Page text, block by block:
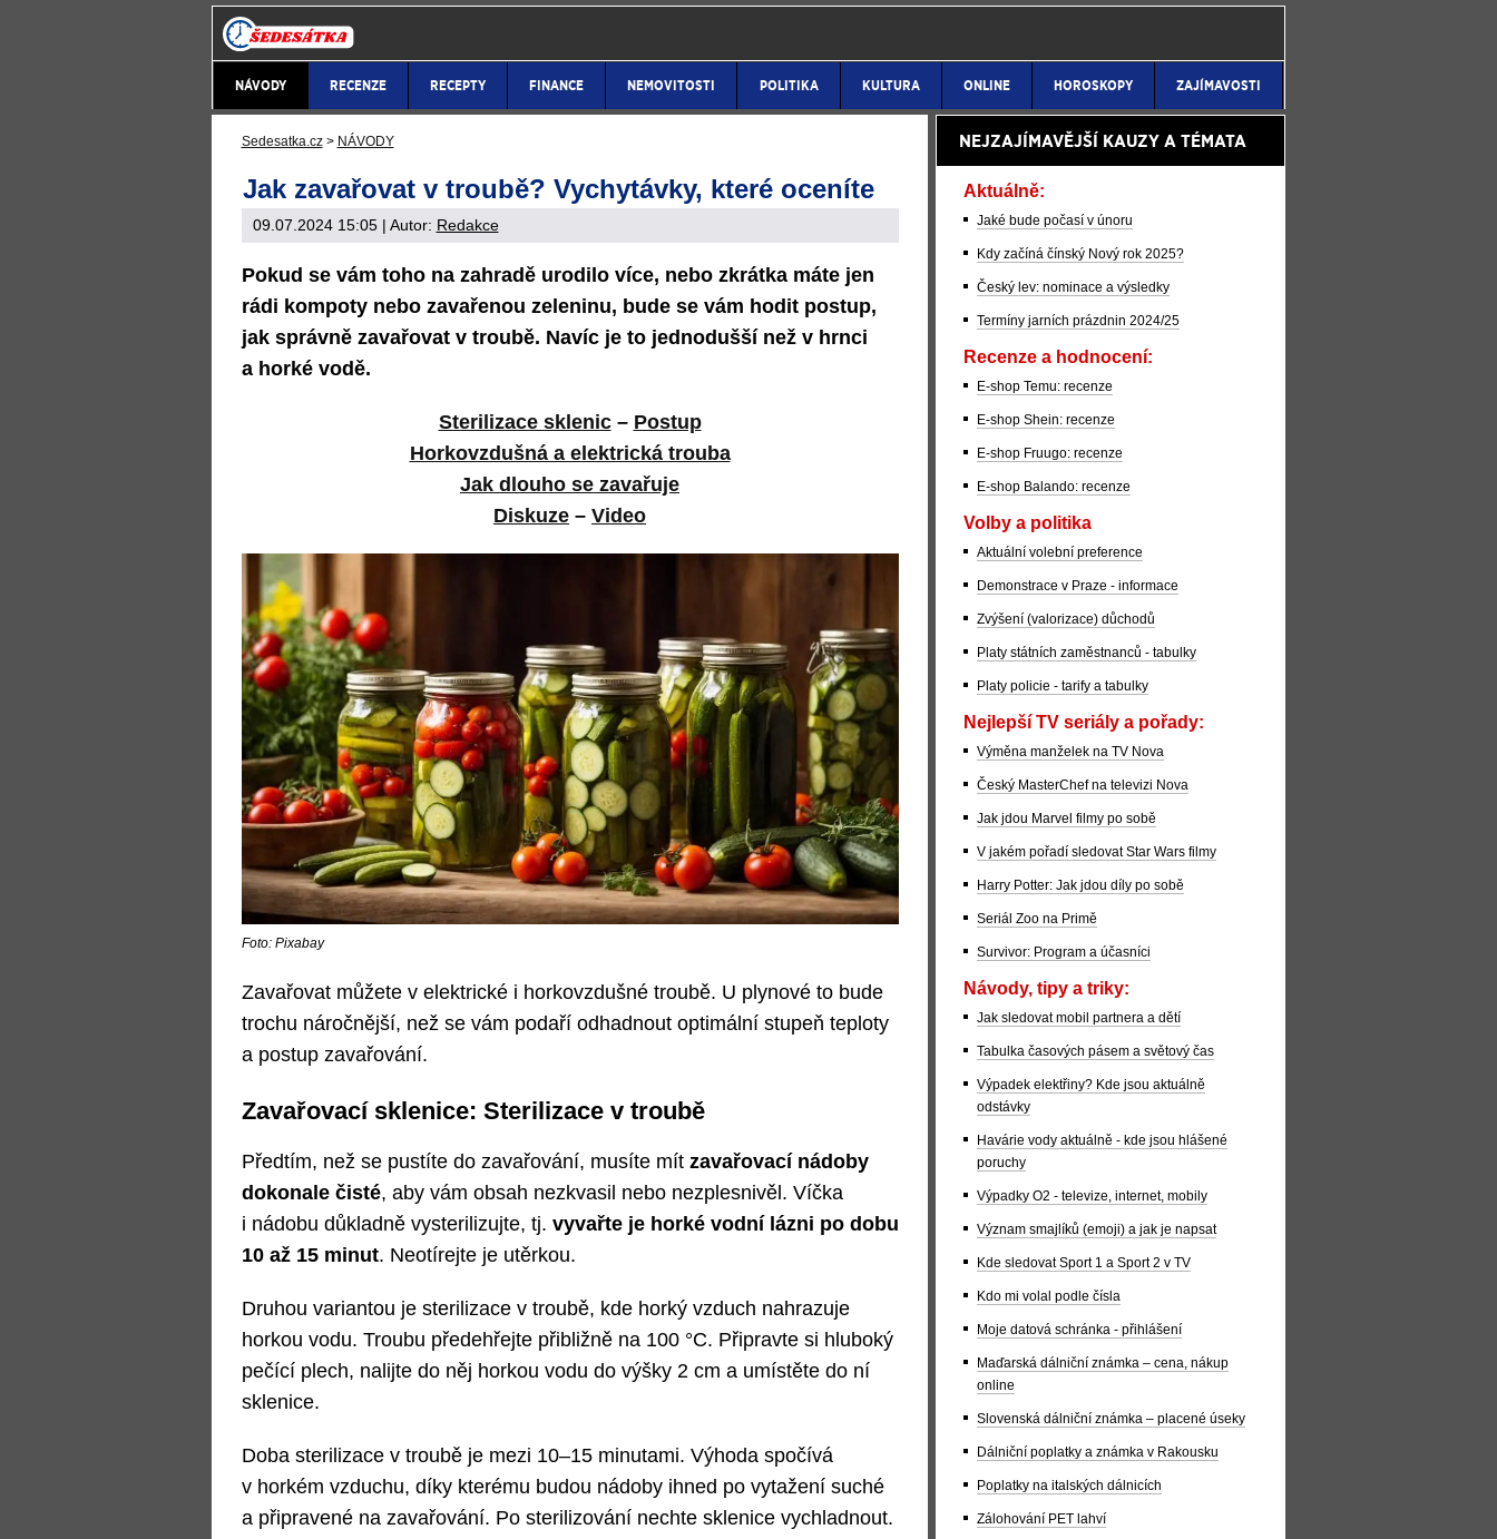
NÁVODY RECENZE RECEPTY FINANCE NEMOVITOSTI POLITIKA KULTURA ONLINE HOROSKOPY ZAJÍMAVOSTI
Sedesatka.cz > NÁVODY
Jak zavařovat v troubě? Vychytávky, které oceníte
09.07.2024 15:05| Autor: Redakce
Pokud se vám toho na zahradě urodilo více, nebo zkrátka máte jen
rádi kompoty nebo zavařenou zeleninu, bude se vám hodit postup,
jak správně zavařovat v troubě. Navíc je to jednodušší než v hrnci
a horké vodě.
Sterilizace sklenic– Postup
Horkovzdušná a elektrická trouba
Jak dlouho se zavařuje
Diskuze – Video
Foto: Pixabay
Zavařovat můžete v elektrické i horkovzdušné troubě. U plynové to bude
trochu náročnější, než se vám podaří odhadnout optimální stupeň teploty
a postup zavařování.
Zavařovací sklenice: Sterilizace v troubě
Předtím, než se pustíte do zavařování, musíte mítzavařovací nádoby
dokonale čisté, aby vám obsah nezkvasil nebo nezplesnivěl. Víčka
i nádobu důkladně vysterilizujte, tj. vyvařte je horké vodní lázni po dobu
10 až 15 minut. Neotírejte je utěrkou.
Druhou variantou je sterilizace v troubě, kde horký vzduch nahrazuje
horkou vodu. Troubu předehřejte přibližně na 100 °C. Připravte si hluboký
pečící plech, nalijte do něj horkou vodu do výšky 2 cm a umístěte do ní
sklenice.
Doba sterilizace v troubě je mezi 10–15 minutami. Výhoda spočívá
v horkém vzduchu, díky kterému budou nádoby ihned po vytažení suché
a připravené na zavařování. Po sterilizování nechte sklenice vychladnout.
NEJZAJÍMAVĚJŠÍ KAUZY A TÉMATA
Aktuálně:
Jaké bude počasí v únoru
Kdy začíná čínský Nový rok 2025?
Český lev: nominace a výsledky
Termíny jarních prázdnin 2024/25
Recenze a hodnocení:
E-shop Temu: recenze
E-shop Shein: recenze
E-shop Fruugo: recenze
E-shop Balando: recenze
Volby a politika
Aktuální volební preference
Demonstrace v Praze - informace
Zvýšení (valorizace) důchodů
Platy státních zaměstnanců - tabulky
Platy policie - tarify a tabulky
Nejlepší TV seriály a pořady:
Výměna manželek na TV Nova
Český MasterChef na televizi Nova
Jak jdou Marvel filmy po sobě
V jakém pořadí sledovat Star Wars filmy
Harry Potter: Jak jdou díly po sobě
Seriál Zoo na Primě
Survivor: Program a účasníci
Návody, tipy a triky:
Jak sledovat mobil partnera a dětí
Tabulka časových pásem a světový čas
Výpadek elektřiny? Kde jsou aktuálně
odstávky
Havárie vody aktuálně - kde jsou hlášené
poruchy
Výpadky O2 - televize, internet, mobily
Význam smajlíků (emoji) a jak je napsat
Kde sledovat Sport 1 a Sport 2 v TV
Kdo mi volal podle čísla
Moje datová schránka - přihlášení
Maďarská dálniční známka – cena, nákup
online
Slovenská dálniční známka – placené úseky
Dálniční poplatky a známka v Rakousku
Poplatky na italských dálnicích
Zálohování PET lahví